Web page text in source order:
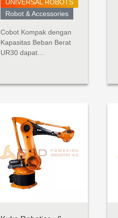
UNIVERSAL ROBOTS
Robot & Accessories
Cobot Kompak dengan
Kapasitas Beban Berat
UR30 dapat
mempertahankan
angkat 30 kg dan
jangkauan 1300 mm,
robot ini dapat
menangani mesin yang
lebih besar,
mempaletka...